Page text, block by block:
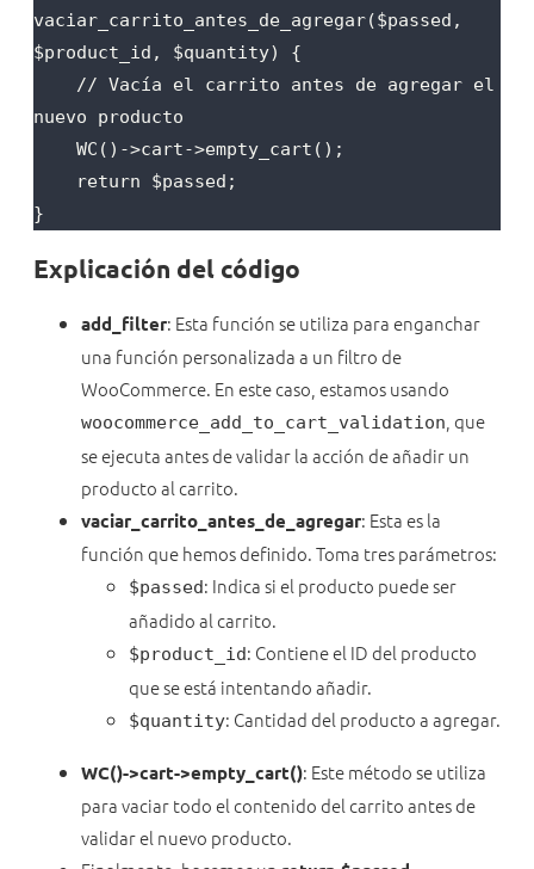
vaciar_carrito_antes_de_agregar($passed,
$product_id, $quantity) {
nuevo producto
Explicación del código
add_filter: Esta función se utiliza para enganchar
una función personalizada a un filtro de
WooCommerce. En este caso, estamos usando
woocommerce_add_to_cart_validation , que
se ejecuta antes de validar la acción de añadir un
producto al carrito.
vaciar_carrito_antes_de_agregar: Esta es la
función que hemos definido. Toma tres parámetros:
$passed: Indica si el producto puede ser
añadido al carrito.
$product_id: Contiene el ID del producto
que se está intentando añadir.
$quantity: Cantidad del producto a agregar.
WC()->cart->empty_cart(): Este método se utiliza
para vaciar todo el contenido del carrito antes de
validar el nuevo producto.